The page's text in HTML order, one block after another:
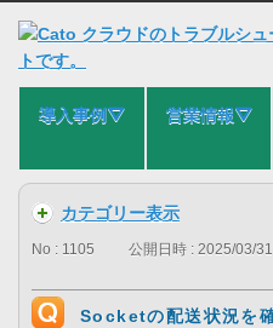
導入事例⛛ 営業情報⛛
カテゴリー表示
No : 1105 公開日時 : 2025/03/
Socketの配送状況を